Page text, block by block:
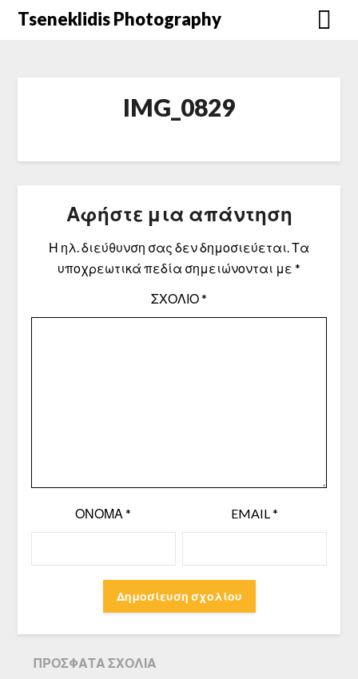
Μετάβαση
Tseneklidis Photography
IMG_0829
Αφήστε μια απάντηση
Η ηλ. διεύθυνση σας δεν δημοσιεύεται.Τα
υποχρεωτικά πεδία σημειώνονται με *
ΣΧΌΛΙΟ*
ΌΝΟΜΑ* EMAIL*
ΠΡΌΣΦΑΤΑ ΣΧΌΛΙΑ